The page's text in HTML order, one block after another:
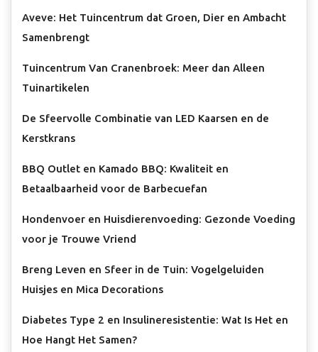
Aveve: Het Tuincentrum dat Groen, Dier en Ambacht
Samenbrengt
Tuincentrum Van Cranenbroek: Meer dan Alleen
Tuinartikelen
De Sfeervolle Combinatie van LED Kaarsen en de
Kerstkrans
BBQ Outlet en Kamado BBQ: Kwaliteit en
Betaalbaarheid voor de Barbecuefan
Hondenvoer en Huisdierenvoeding: Gezonde Voeding
voor je Trouwe Vriend
Breng Leven en Sfeer in de Tuin: Vogelgeluiden
Huisjes en Mica Decorations
Diabetes Type 2 en Insulineresistentie: Wat Is Het en
Hoe Hangt Het Samen?